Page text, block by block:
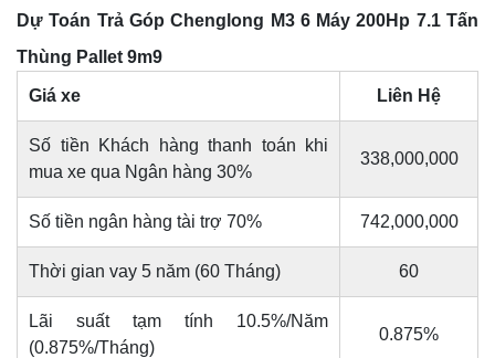
Dự Toán Trả Góp Chenglong M3 6 Máy 200Hp 7.1 Tấn
Thùng Pallet 9m9
Giá xe Liên Hệ
Số tiền Khách hàng thanh toán khi
mua xe qua Ngân hàng 30%
338,000,000
Số tiền ngân hàng tài trợ 70% 742,000,000
Thời gian vay 5 năm (60 Tháng) 60
Lãi suất tạm tính 10.5%/Năm
(0.875%/Tháng)
0.875%